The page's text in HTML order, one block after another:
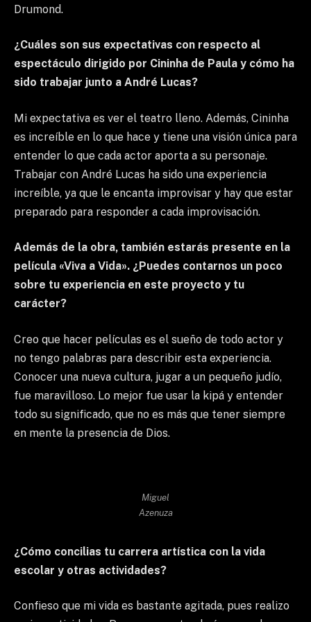
Drumond.
¿Cuáles son sus expectativas con respecto al
espectáculo dirigido por Cininha de Paula y cómo ha
sido trabajar junto a André Lucas?
Mi expectativa es ver el teatro lleno. Además, Cininha
es increíble en lo que hace y tiene una visión única para
entender lo que cada actor aporta a su personaje.
Trabajar con André Lucas ha sido una experiencia
increíble, ya que le encanta improvisar y hay que estar
preparado para responder a cada improvisación.
Además de la obra, también estarás presente en la
película «Viva a Vida». ¿Puedes contarnos un poco
sobre tu experiencia en este proyecto y tu
carácter?
Creo que hacer películas es el sueño de todo actor y
no tengo palabras para describir esta experiencia.
Conocer una nueva cultura, jugar a un pequeño judío,
fue maravilloso. Lo mejor fue usar la kipá y entender
todo su significado, que no es más que tener siempre
en mente la presencia de Dios.
Miguel
Azenuza
¿Cómo concilias tu carrera artística con la vida
escolar y otras actividades?
Confieso que mi vida es bastante agitada, pues realizo